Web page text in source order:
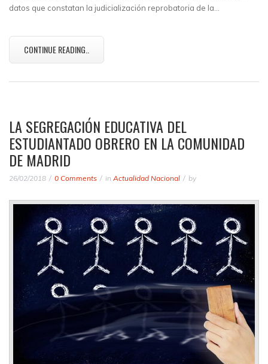
datos que constatan la judicialización reprobatoria de la…
CONTINUE READING..
LA SEGREGACIÓN EDUCATIVA DEL
ESTUDIANTADO OBRERO EN LA COMUNIDAD
DE MADRID
26/02/2018 0 Comments in Actualidad Nacional by